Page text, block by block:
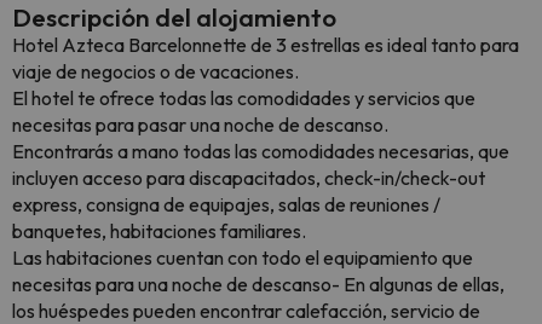
Descripción del alojamiento
Hotel Azteca Barcelonnette de 3 estrellas es ideal tanto para
viaje de negocios o de vacaciones.
El hotel te ofrece todas las comodidades y servicios que
necesitas para pasar una noche de descanso.
Encontrarás a mano todas las comodidades necesarias, que
incluyen acceso para discapacitados, check-in/check-out
express, consigna de equipajes, salas de reuniones /
banquetes, habitaciones familiares.
Las habitaciones cuentan con todo el equipamiento que
necesitas para una noche de descanso- En algunas de ellas,
los huéspedes pueden encontrar calefacción, servicio de